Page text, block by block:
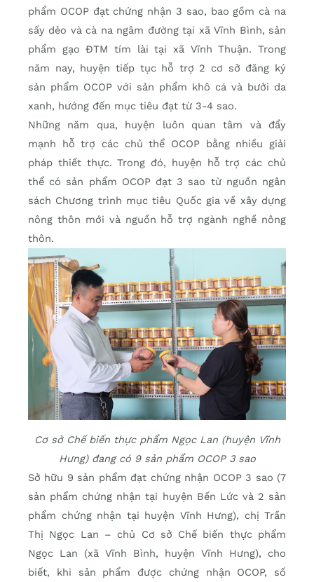
phẩm OCOP đạt chứng nhận 3 sao, bao gồm cà na
sấy dẻo và cà na ngâm đường tại xã Vĩnh Bình, sản
phẩm gạo ĐTM tím lài tại xã Vĩnh Thuận. Trong
năm nay, huyện tiếp tục hỗ trợ 2 cơ sở đăng ký
sản phẩm OCOP với sản phẩm khô cá và bưởi da
xanh, hướng đến mục tiêu đạt từ 3-4 sao.
Những năm qua, huyện luôn quan tâm và đẩy
mạnh hỗ trợ các chủ thể OCOP bằng nhiều giải
pháp thiết thực. Trong đó, huyện hỗ trợ các chủ
thể có sản phẩm OCOP đạt 3 sao từ nguồn ngân
sách Chương trình mục tiêu Quốc gia về xây dựng
nông thôn mới và nguồn hỗ trợ ngành nghề nông
thôn.
Cơ sở Chế biến thực phẩm Ngọc Lan (huyện Vĩnh
Hưng) đang có 9 sản phẩm OCOP 3 sao
Sở hữu 9 sản phẩm đạt chứng nhận OCOP 3 sao (7
sản phẩm chứng nhận tại huyện Bến Lức và 2 sản
phẩm chứng nhận tại huyện Vĩnh Hưng), chị Trần
Thị Ngọc Lan – chủ Cơ sở Chế biến thực phẩm
Ngọc Lan (xã Vĩnh Bình, huyện Vĩnh Hưng), cho
biết, khi sản phẩm được chứng nhận OCOP, số